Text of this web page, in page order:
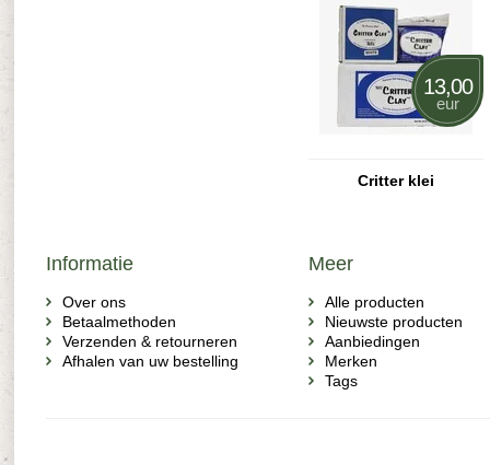
13,00
eur
Critter klei
Informatie
Over ons
Betaalmethoden
Verzenden & retourneren
Afhalen van uw bestelling
Meer
Alle producten
Nieuwste producten
Aanbiedingen
Merken
Tags